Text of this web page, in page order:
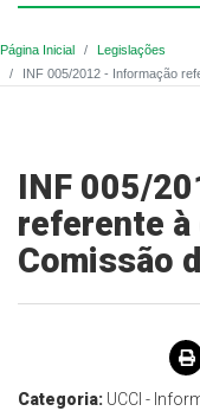
Página Inicial
Legislações
INF 005/2012 - Informação
INF 005/
referente à
Comissão
Categoria: UCCI -